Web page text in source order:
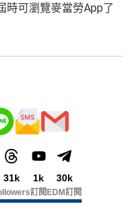
時可瀏覽麥當勞App了
31k 1k
訂閱
30k
EDM訂閱